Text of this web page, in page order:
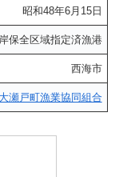
昭和48年6月15日
保全区域指定済漁港
西海市
大瀬戸町漁業協同組合